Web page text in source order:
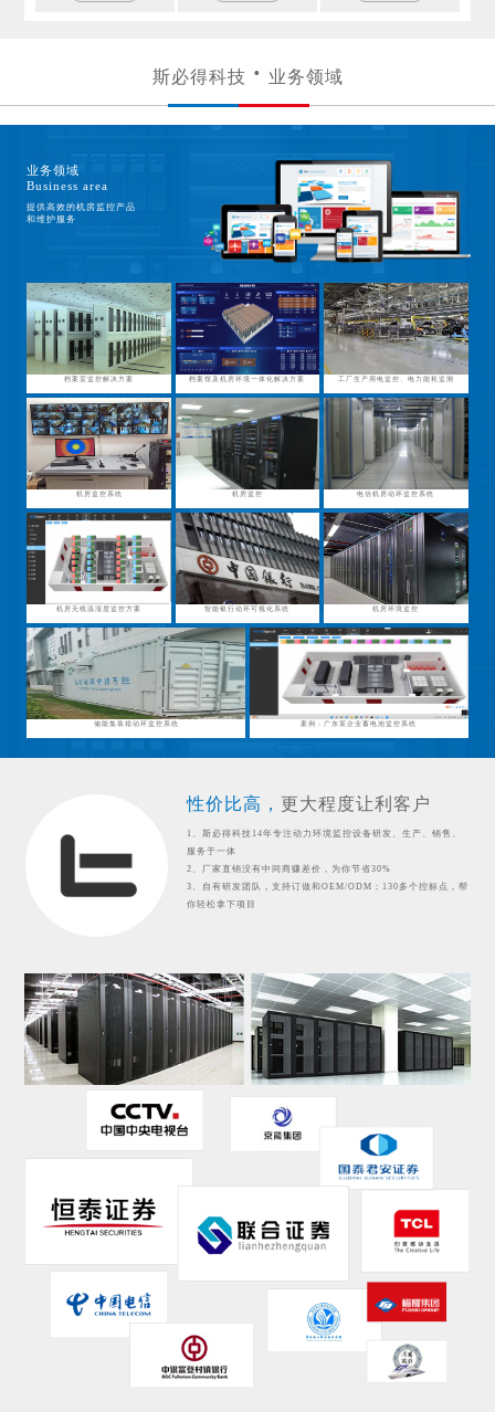
斯必得科技 业务领域
业务领域
Business area
提供高效的机房监控产品
和维护服务
档案室监控解决方案 档案馆及机房环境一体化解决方案 工厂生产用电监控、电力能耗监测
机房监控系统 机房监控 电信机房动环监控系统
机房无线温湿度监控方案 智能银行动环可视化系统 机房环境监控
储能集装箱动环监控系统 案例：广东某企业蓄电池监控系统
性价比高， 更大程度让利客户
1、斯必得科技14年专注动力环境监控设备研发、生产、销售、
服务于一体
2、厂家直销没有中间商赚差价，为你节省30%
3、自有研发团队，支持订做和OEM/ODM；130多个控标点，帮
你轻松拿下项目